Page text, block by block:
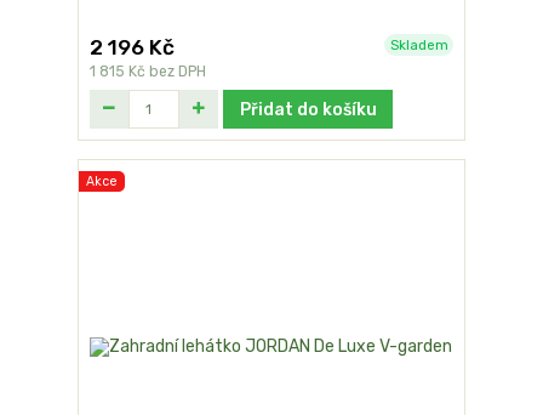
2 196 Kč
1 815 Kč bez DPH
Skladem
Přidat do košíku
Akce